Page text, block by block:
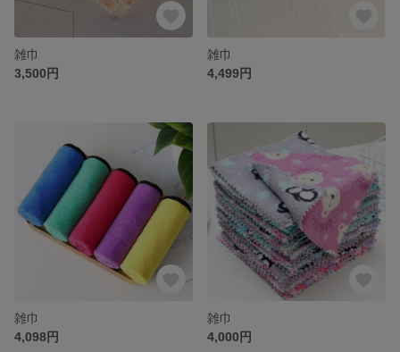
雑巾
3,500円
雑巾
4,499円
雑巾
4,098円
雑巾
4,000円